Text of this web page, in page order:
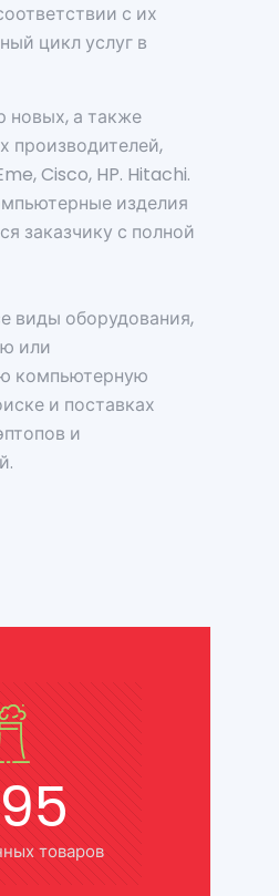
с их
цикл услуг в
новых, а также
производителей,
Cisco, HP. Hitachi.
изделия
заказчику с полной
виды оборудования,
или
компьютерную
и поставках
и
товаров